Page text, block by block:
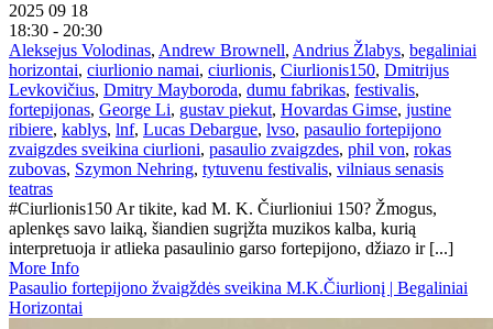
2025 09 18
18:30 - 20:30
Aleksejus Volodinas, Andrew Brownell, Andrius Žlabys, begaliniai
horizontai, ciurlionio namai, ciurlionis, Ciurlionis150, Dmitrijus
Levkovičius, Dmitry Mayboroda, dumu fabrikas, festivalis,
fortepijonas, George Li, gustav piekut, Hovardas Gimse, justine
ribiere, kablys, lnf, Lucas Debargue, lvso, pasaulio fortepijono
zvaigzdes sveikina ciurlioni, pasaulio zvaigzdes, phil von, rokas
zubovas, Szymon Nehring, tytuvenu festivalis, vilniaus senasis
teatras
#Ciurlionis150 Ar tikite, kad M. K. Čiurlioniui 150? Žmogus,
aplenkęs savo laiką, šiandien sugrįžta muzikos kalba, kurią
interpretuoja ir atlieka pasaulinio garso fortepijono, džiazo ir [...]
More Info
Pasaulio fortepijono žvaigždės sveikina M.K.Čiurlionį | Begaliniai
Horizontai